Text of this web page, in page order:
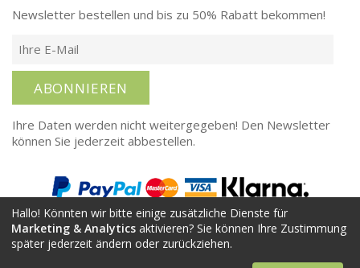
Newsletter bestellen und bis zu 50% Rabatt bekommen!
ABONNIEREN
Ihre Daten werden nicht weitergegeben! Den Newsletter
können Sie jederzeit abbestellen.
Hallo! Könnten wir bitte einige zusätzliche Dienste für
Marketing & Analytics aktivieren? Sie können Ihre Zustimmung
später jederzeit ändern oder zurückziehen.